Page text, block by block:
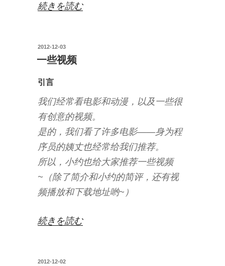
“小
新
优
化”
の
続きを読む
投
2012-12-03
一些视频
引言
我们经常看电影和动漫，以及一些很
有创意的视频。
是的，我们看了许多电影——身为程
序员的姨丈也经常给我们推荐。
所以，小约也给大家推荐一些视频
~（除了简介和小约的简评，还有视
频播放和下载地址哟~）
“一
続きを読む
投
2012-12-02